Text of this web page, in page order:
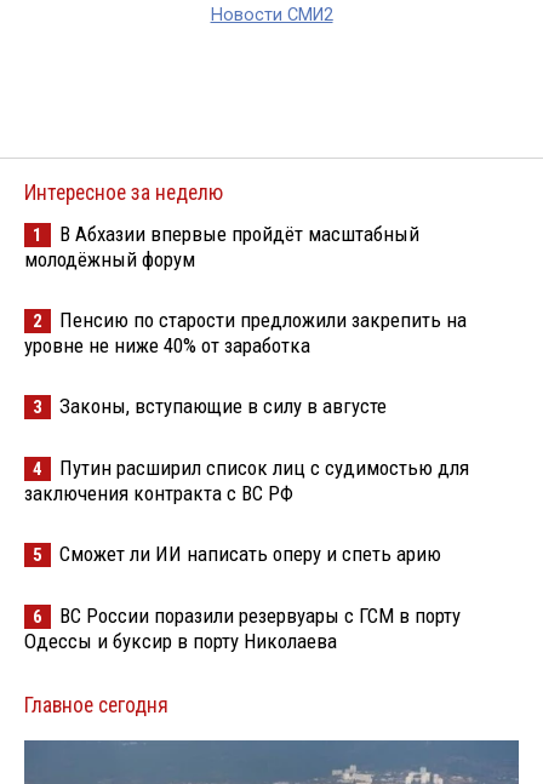
Новости СМИ2
Интересное за неделю
1
В Абхазии впервые пройдёт масштабный
молодёжный форум
2
Пенсию по старости предложили закрепить на
уровне не ниже 40% от заработка
3 Законы, вступающие в силу в августе
4
Путин расширил список лиц с судимостью для
заключения контракта с ВС РФ
5 Сможет ли ИИ написать оперу и спеть арию
6
ВС России поразили резервуары с ГСМ в порту
Одессы и буксир в порту Николаева
Главное сегодня